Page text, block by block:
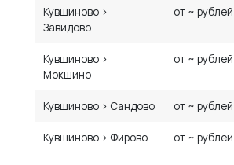
Кувшиново ›
Завидово
от ~ рублей
Кувшиново ›
Мокшино
от ~ рублей
Кувшиново › Сандово от ~ рублей
Кувшиново › Фирово от ~ рублей